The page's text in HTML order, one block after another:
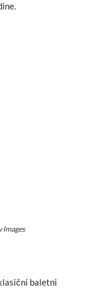
Images
baletni